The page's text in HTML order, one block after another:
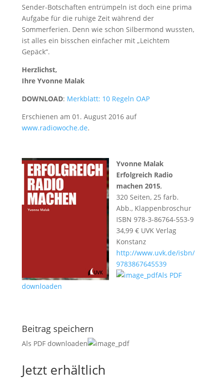
Sender-Botschaften entrümpeln ist doch eine prima
Aufgabe für die ruhige Zeit während der
Sommerferien. Denn wie schon Silbermond wussten,
ist alles ein bisschen einfacher mit „Leichtem
Gepäck“.
Herzlichst,
Ihre Yvonne Malak
DOWNLOAD: Merkblatt: 10 Regeln OAP
Erschienen am 01. August 2016 auf
www.radiowoche.de.
Yvonne Malak
Erfolgreich Radio
machen 2015,
320 Seiten, 25 farb.
Abb., Klappenbroschur
ISBN 978-3-86764-553-9
34,99 € UVK Verlag
Konstanz
http://www.uvk.de/isbn/
9783867645539
Als PDF
downloaden
Beitrag speichern
Als PDF downloaden
Jetzt erhältlich